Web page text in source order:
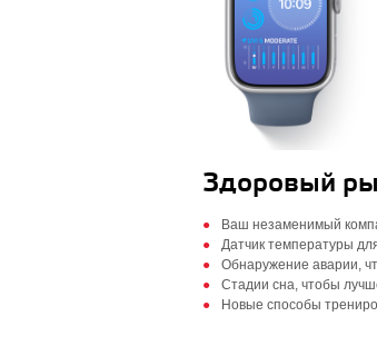
Здоровый
Ваш незаменимый
Датчик температуры
Обнаружение аварии,
Стадии сна, чтобы
Новые способы